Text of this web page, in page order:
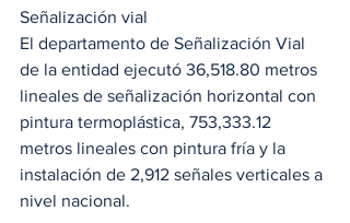
Señalización vial
El departamento de Señalización Vial
de la entidad ejecutó 36,518.80 metros
lineales de señalización horizontal con
pintura termoplástica, 753,333.12
metros lineales con pintura fría y la
instalación de 2,912 señales verticales a
nivel nacional.